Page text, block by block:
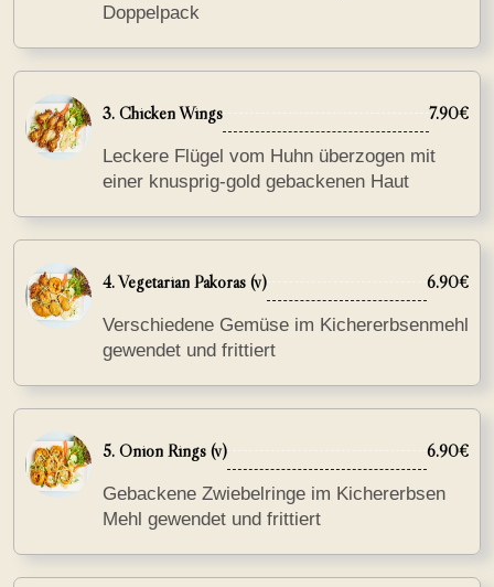
Doppelpack
3. Chicken Wings 7.90€
Leckere Flügel vom Huhn überzogen mit
einer knusprig-gold gebackenen Haut
4. Vegetarian Pakoras (v) 6.90€
Verschiedene Gemüse im Kichererbsenmehl
gewendet und frittiert
5. Onion Rings (v) 6.90€
Gebackene Zwiebelringe im Kichererbsen
Mehl gewendet und frittiert